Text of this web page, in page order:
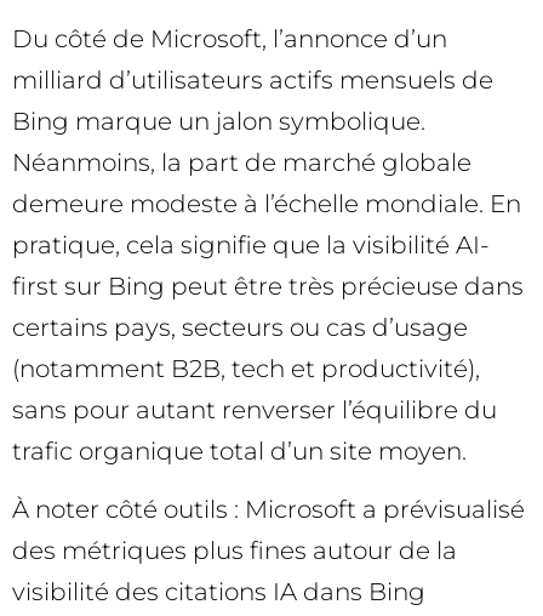
Du côté de Microsoft, l’annonce d’un
milliard d’utilisateurs actifs mensuels de
Bing marque un jalon symbolique.
Néanmoins, la part de marché globale
demeure modeste à l’échelle mondiale. En
pratique, cela signifie que la visibilité AI-
first sur Bing peut être très précieuse dans
certains pays, secteurs ou cas d’usage
(notamment B2B, tech et productivité),
sans pour autant renverser l’équilibre du
trafic organique total d’un site moyen.
À noter côté outils : Microsoft a prévisualisé
des métriques plus fines autour de la
visibilité des citations IA dans Bing